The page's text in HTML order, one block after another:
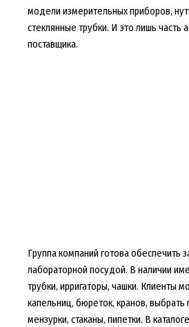
модели измерительных приборов,
стеклянные трубки. И это лишь часть
поставщика.
Группа компаний готова обеспечить
лабораторной посудой. В наличии
трубки, ирригаторы, чашки. Клиенты
капельниц, бюреток, кранов,
мензурки, стаканы, пипетки. В